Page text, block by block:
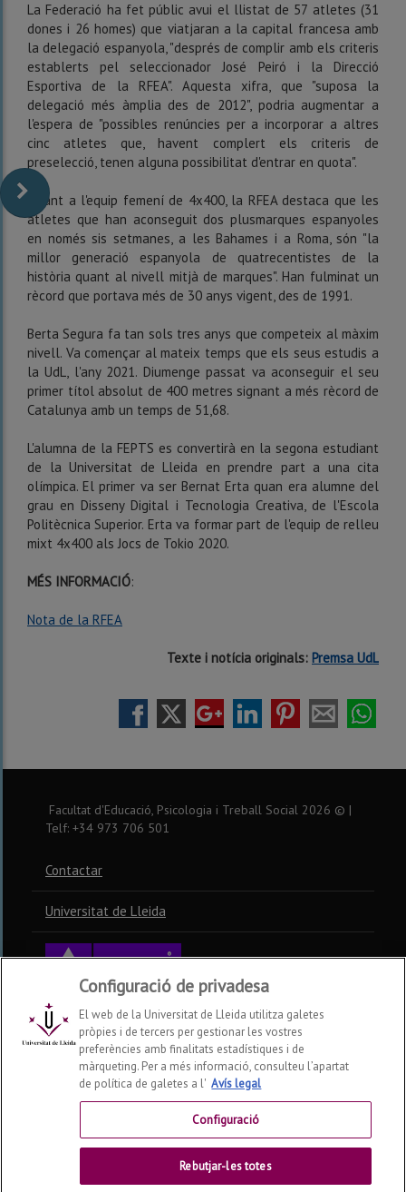
La Federació ha fet públic avui el llistat de 57 atletes (31
dones i 26 homes) que viatjaran a la capital francesa amb
la delegació espanyola, "després de complir amb els criteris
establerts pel seleccionador José Peiró i la Direcció
Esportiva de la RFEA". Aquesta xifra, que "suposa la
delegació més àmplia des de 2012", podria augmentar a
l'espera de "possibles renúncies per a incorporar a altres
cinc atletes que, havent complert els criteris de
preselecció, tenen alguna possibilitat d'entrar en quota".
Quant a l'equip femení de 4x400, la RFEA destaca que les
atletes que han aconseguit dos plusmarques espanyoles
en només sis setmanes, a les Bahames i a Roma, són "la
millor generació espanyola de quatrecentistes de la
història quant al nivell mitjà de marques". Han fulminat un
rècord que portava més de 30 anys vigent, des de 1991.
Berta Segura fa tan sols tres anys que competeix al màxim
nivell. Va començar al mateix temps que els seus estudis a
la UdL, l'any 2021. Diumenge passat va aconseguir el seu
primer títol absolut de 400 metres signant a més rècord de
Catalunya amb un temps de 51,68.
L'alumna de la FEPTS es convertirà en la segona estudiant
de la Universitat de Lleida en prendre part a una cita
olímpica. El primer va ser Bernat Erta quan era alumne del
grau en Disseny Digital i Tecnologia Creativa, de l'Escola
Politècnica Superior. Erta va formar part de l'equip de relleu
mixt 4x400 als Jocs de Tokio 2020.
MÉS INFORMACIÓ:
Nota de la RFEA
Texte i notícia originals: Premsa UdL
Facultat d'Educació, Psicologia i Treball Social 2026 © |
Telf: +34 973 706 501
Contactar
Universitat de Lleida
Configuració de privadesa
El web de la Universitat de Lleida utilitza galetes
pròpies i de tercers per gestionar les vostres
preferències amb finalitats estadístiques i de
màrqueting. Per a més informació, consulteu l’apartat
de política de galetes a l' Avís legal
Configuració
Rebutjar-les totes